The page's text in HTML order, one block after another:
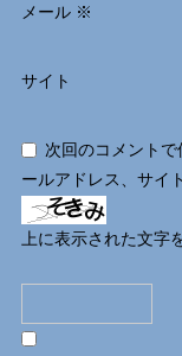
メール ※
サイト
次回のコメント
ールアドレス、サイ
上に表示された文字